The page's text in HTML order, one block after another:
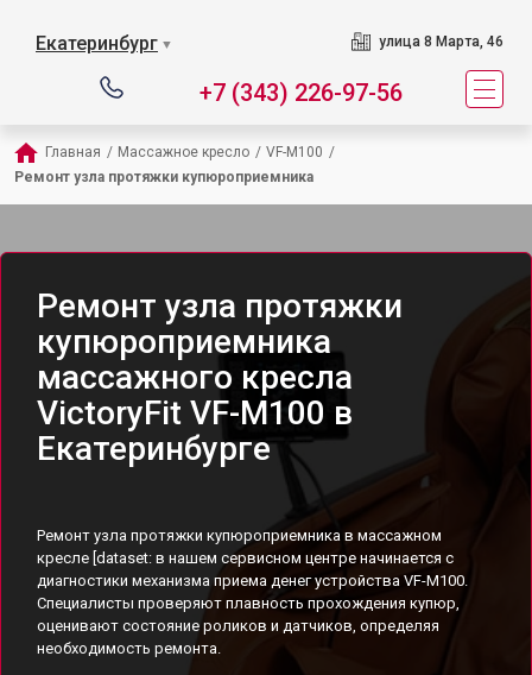
Екатеринбург ▼ улица 8 Марта, 46
+7 (343) 226-97-56
Главная / Массажное кресло / VF-M100 /
Ремонт узла протяжки купюроприемника
Ремонт узла протяжки
купюроприемника
массажного кресла
VictoryFit VF-M100 в
Екатеринбурге
Ремонт узла протяжки купюроприемника в массажном
кресле [dataset: в нашем сервисном центре начинается с
диагностики механизма приема денег устройства VF-M100.
Специалисты проверяют плавность прохождения купюр,
оценивают состояние роликов и датчиков, определяя
необходимость ремонта.